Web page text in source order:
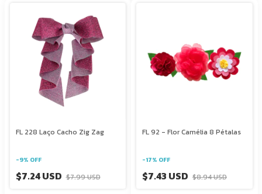
FL 228 Laço Cacho Zig Zag
-9% OFF
$7.24 USD $7.99 USD
FL 92 - Flor Camélia 8 Pétalas
-17% OFF
$7.43 USD $8.94 USD